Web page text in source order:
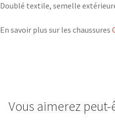
Doublé textile, semelle
En savoir plus sur les chaussures
Vous aimerez